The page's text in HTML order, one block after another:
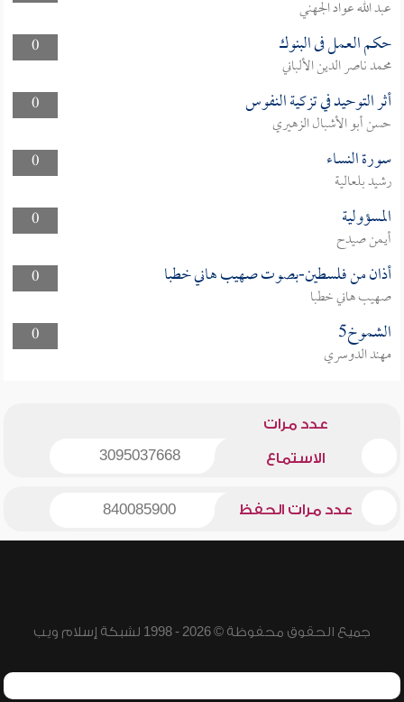
عبد الله عواد الجهني
0
حكم العمل فى البنوك
محمد ناصر الدين الألباني
0
أثر التوحيد في تزكية النفوس
حسن أبو الأشبال الزهيري
0
سورة النساء
رشيد بلعالية
0
المسؤولية
أيمن صيدح
0
أذان من فلسطين-بصوت صهيب هاني خطبا
صهيب هاني خطبا
0
الشموخ5
مهند الدوسري
عدد مرات
الاستماع 3095037668
عدد مرات الحفظ 840085900
جميع الحقوق محفوظة © 2026 - 1998 لشبكة إسلام ويب